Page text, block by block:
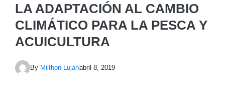
LA ADAPTACIÓN AL CAMBIO
CLIMÁTICO PARA LA PESCA Y
ACUICULTURA
By Milthon Lujanabril 8, 2019